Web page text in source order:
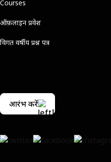
Courses
ऑफ़लाइन प्रवेश
विगत वर्षीय प्रश्न पत्र
आरंभ करें